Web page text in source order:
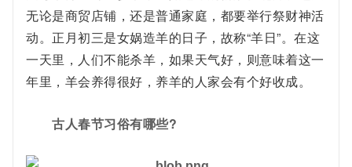
无论是商贸店铺，还是普通家庭，都要举行祭财神活
动。正月初三是女娲造羊的日子，故称“羊日”。在这
一天里，人们不能杀羊，如果天气好，则意味着这一
年里，羊会养得很好，养羊的人家会有个好收成。
古人春节习俗有哪些?